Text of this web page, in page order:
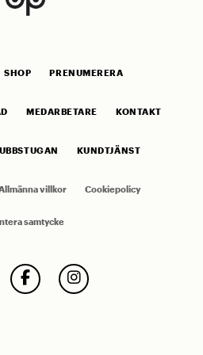
SHOP PRENUMERERA
MEDARBETARE KONTAKT
KUNDTJÄNST
villkor Cookiepolicy
samtycke